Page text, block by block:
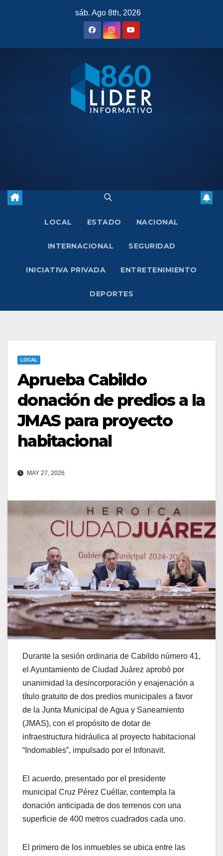
sáb. Ago 8th, 2026
LOCAL ESTADO NACIONAL
INTERNACIONAL SEGURIDAD
INICIATIVA PRIVADA ENTRETENIMIENTO
DEPORTES
LOCAL
Aprueba Cabildo
donación de predios a la
JMAS para proyecto
habitacional
MAY 27, 2026
Durante la sesión ordinaria de Cabildo número 41,
el Ayuntamiento de Ciudad Juárez aprobó por
unanimidad la desincorporación y enajenación a
título gratuito de dos predios municipales a favor
de la Junta Municipal de Agua y Saneamiento
(JMAS), con el propósito de dotar de
infraestructura hidráulica al proyecto habitacional
“Indomables”, impulsado por el Infonavit.
El acuerdo, presentado por el presidente
municipal Cruz Pérez Cuéllar, contempla la
donación anticipada de dos terrenos con una
superficie de 400 metros cuadrados cada uno.
El primero de los inmuebles se ubica entre las